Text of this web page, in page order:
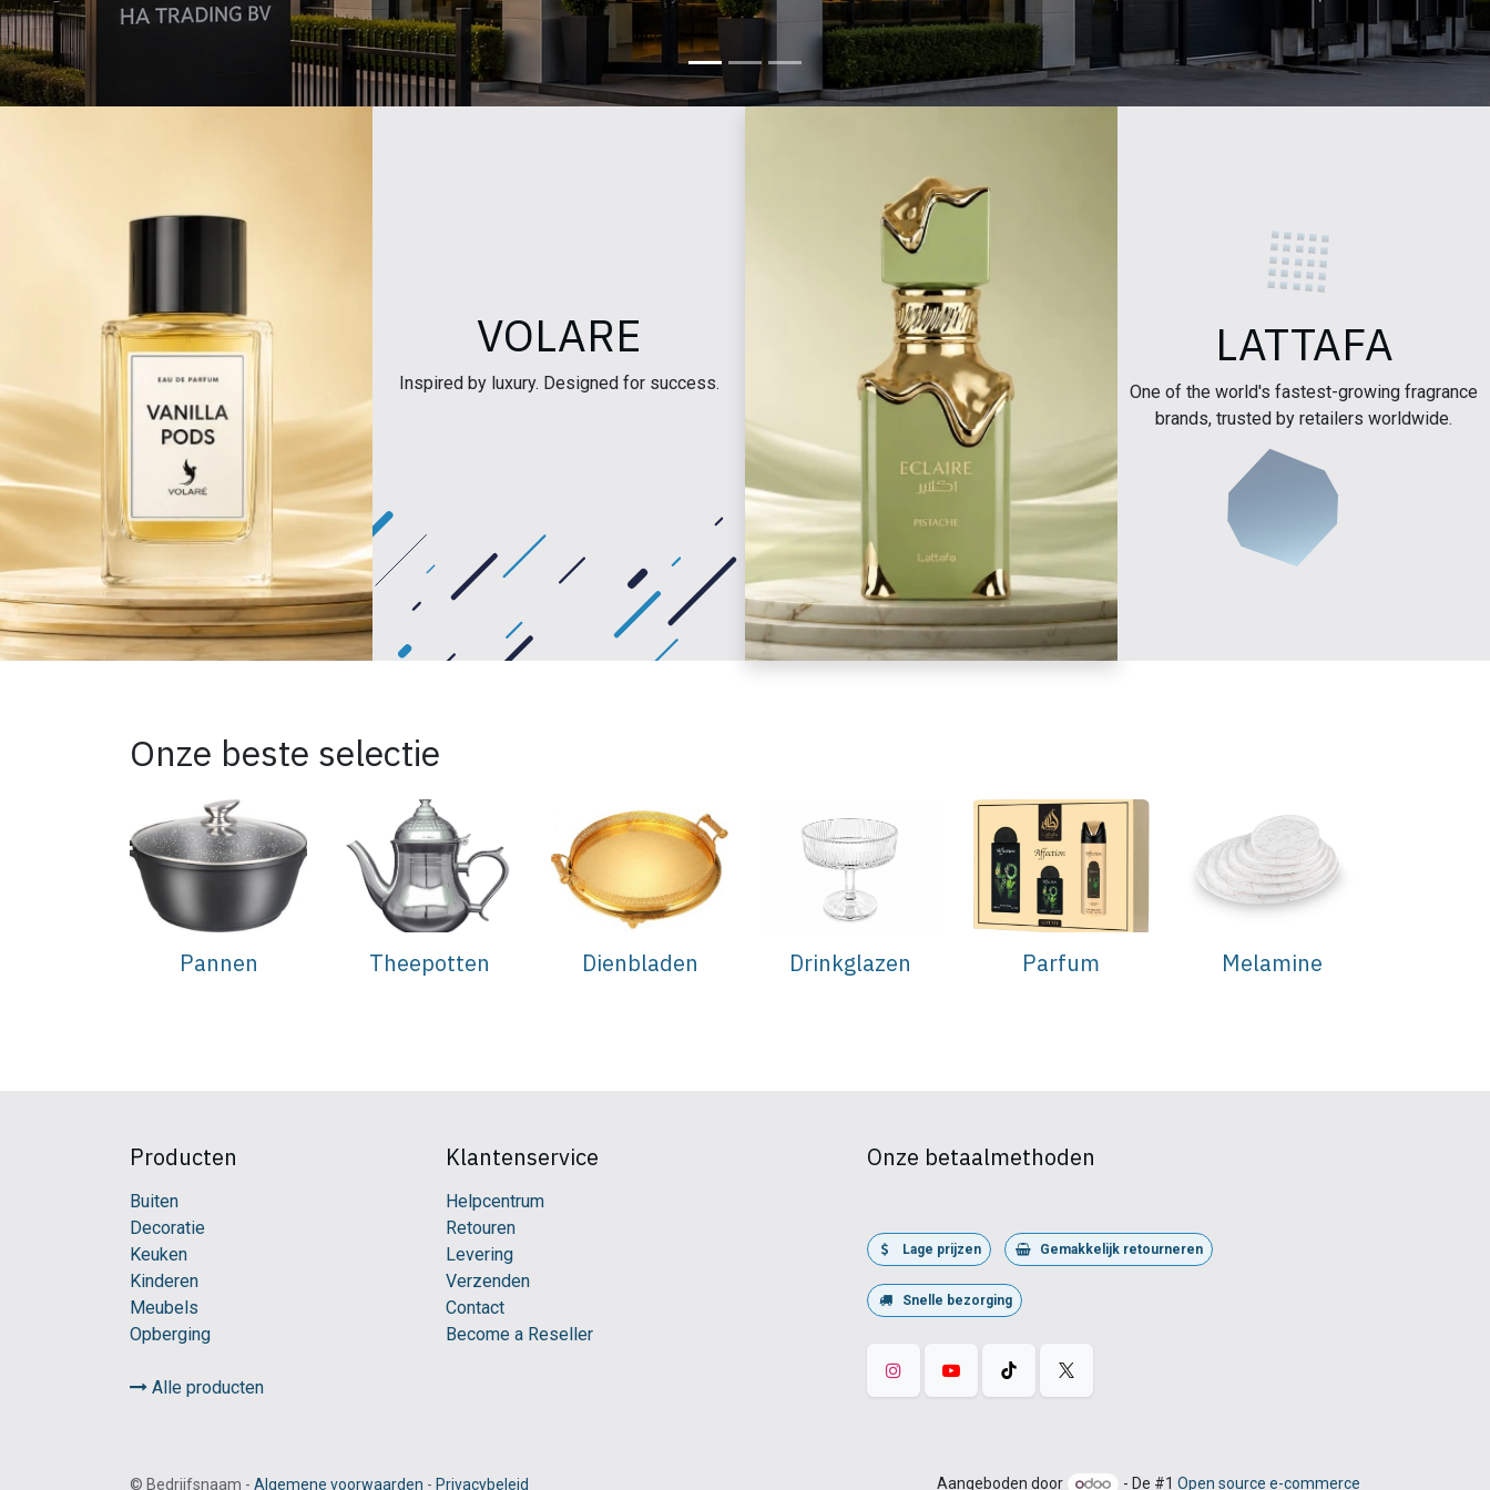
VOLARE
Inspired by luxury. Designed for success.
LATTAFA
One of the world's fastest-growing fragrance
brands, trusted by retailers worldwide.
Onze beste selectie
Pannen Theepotten Dienbladen Drinkglazen Parfum Melamine
Producten
Buiten
Decoratie
Keuken
Kinderen
Meubels
Opberging
Alle producten
Klantenservice
Helpcentrum
Retouren
Levering
Verzenden
Contact
Become a Reseller
Onze betaalmethoden
Lage prijzen Gemakkelijk retourneren
Snelle bezorging
© Bedrijfsnaam - Algemene voorwaarden - Privacybeleid Aangeboden door - De #1 Open source e-commerce